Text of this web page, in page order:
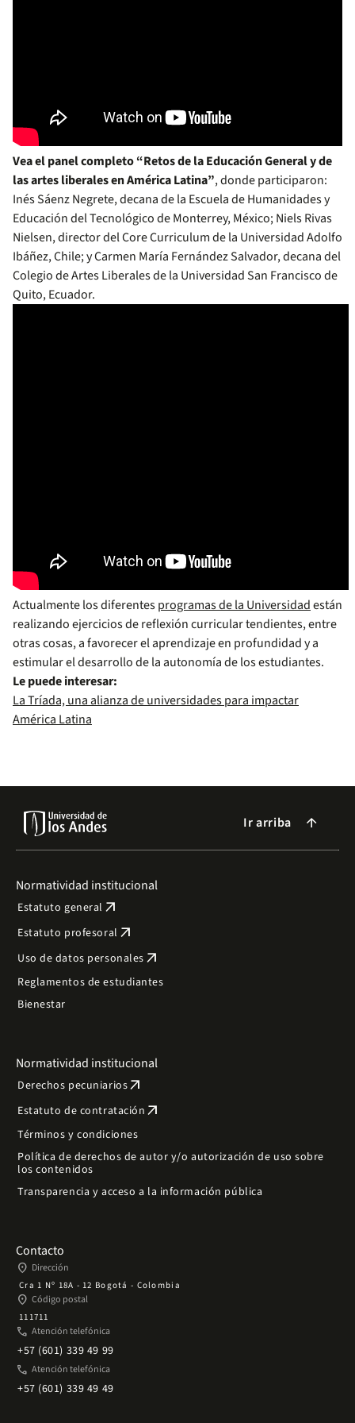
Vea el panel completo “Retos de la Educación General y de
las artes liberales en América Latina”, donde participaron:
Inés Sáenz Negrete, decana de la Escuela de Humanidades y
Educación del Tecnológico de Monterrey, México; Niels Rivas
Nielsen, director del Core Curriculum de la Universidad Adolfo
Ibáñez, Chile; y Carmen María Fernández Salvador, decana del
Colegio de Artes Liberales de la Universidad San Francisco de
Quito, Ecuador.
Actualmente los diferentesprogramas de la Universidadestán
realizando ejercicios de reflexión curricular tendientes, entre
otras cosas, a favorecer el aprendizaje en profundidad y a
estimular el desarrollo de la autonomía de los estudiantes.
Le puede interesar:
La Tríada, una alianza de universidades para impactar
América Latina
Ir arriba arrow_forward
Normatividad institucional
Estatuto general arrow_outward
Estatuto profesoral arrow_outward
Uso de datos personales arrow_outward
Reglamentos de estudiantes
Bienestar
Normatividad institucional
Derechos pecuniariosarrow_outward
Estatuto de contratación arrow_outward
Términos y condiciones
Política de derechos de autor y/o autorización de uso sobre
los contenidos
Transparencia y acceso a la información pública
Contacto
place Dirección
Cra 1 Nº 18A - 12 Bogotá - Colombia
place Código postal
111711
phone Atención telefónica
+57 (601) 339 49 99
phone Atención telefónica
+57 (601) 339 49 49